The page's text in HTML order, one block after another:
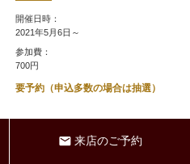
開催日時：
2021年5月6日～
参加費：
700円
要予約（申込多数の場合は抽選）
mail 来店のご予約